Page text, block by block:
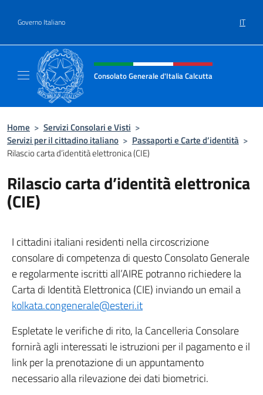
Governo Italiano IT
Intestazione sito, social e menù
Consolato Generale d'Italia Calcutta
Home > Servizi Consolari e Visti >
Servizi per il cittadino italiano > Passaporti e Carte d’identità >
Rilascio carta d’identità elettronica (CIE)
Rilascio carta d’identità elettronica
(CIE)
I cittadini italiani residenti nella circoscrizione
consolare di competenza di questo Consolato Generale
e regolarmente iscritti all’AIRE potranno richiedere la
Carta di Identità Elettronica (CIE) inviando un email a
kolkata.congenerale@esteri.it
Espletate le verifiche di rito, la Cancelleria Consolare
fornirà agli interessati le istruzioni per il pagamento e il
link per la prenotazione di un appuntamento
necessario alla rilevazione dei dati biometrici.